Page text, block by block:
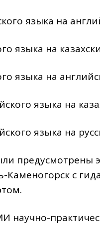
языка на
на
на
языка на
языка на
предусмотрены
Каменогорск с
научно-